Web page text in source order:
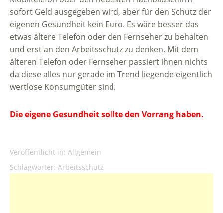
sofort Geld ausgegeben wird, aber für den Schutz der
eigenen Gesundheit kein Euro. Es wäre besser das
etwas ältere Telefon oder den Fernseher zu behalten
und erst an den Arbeitsschutz zu denken. Mit dem
älteren Telefon oder Fernseher passiert ihnen nichts
da diese alles nur gerade im Trend liegende eigentlich
wertlose Konsumgüter sind.
Die eigene Gesundheit sollte den Vorrang haben.
Veröffentlicht in: Allgemein
Schlagwörter: Arbeitsschutz